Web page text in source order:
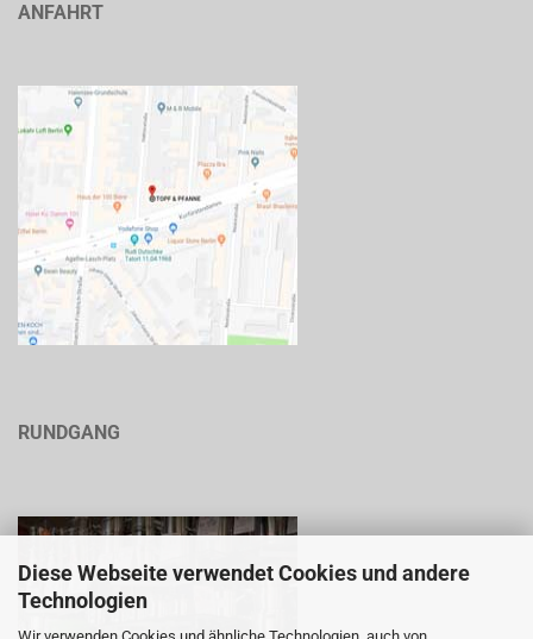
Diese Webseite verwendet Cookies und andere
Technologien
Wir verwenden Cookies und ähnliche Technologien, auch von
ANFAHRT
RUNDGANG